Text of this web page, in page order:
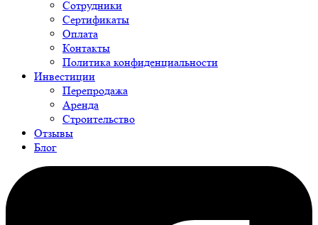
Сотрудники
Сертификаты
Оплата
Контакты
Политика конфиденциальности
Инвестиции
Перепродажа
Аренда
Строительство
Отзывы
Блог